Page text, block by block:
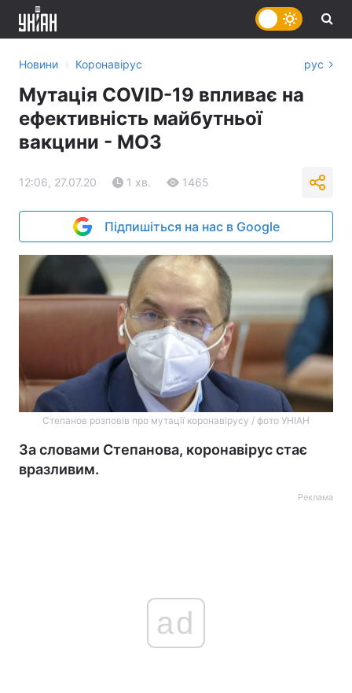
Новини › Коронавірус рус
Мутація COVID-19 впливає на
ефективність майбутньої
вакцини - МОЗ
12:06, 27.07.20 1 хв. 1465
Підпишіться на нас в Google
Степанов розповів про мутації коронавірусу / фото УНІАН
За словами Степанова, коронавірус стає
вразливим.
Реклама
ad